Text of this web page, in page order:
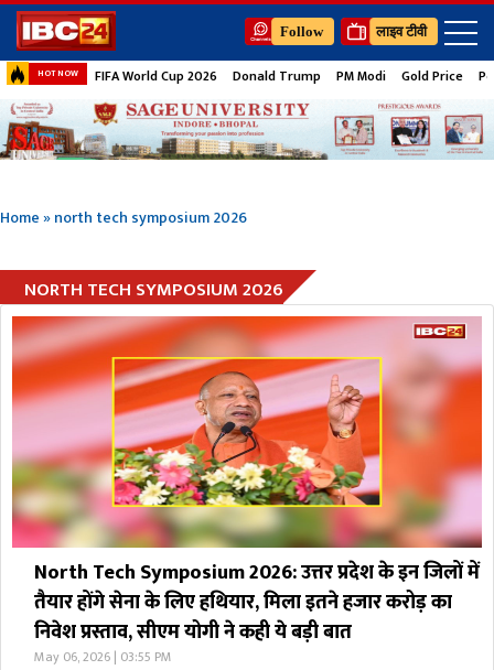
Follow लाइव टीवी
HOT NOW FIFA World Cup 2026 Donald Trump PM Modi Gold Price
Home»north tech symposium 2026
NORTH TECH SYMPOSIUM 2026
North Tech Symposium 2026: उत्तर प्रदेश के इन जिलों में
तैयार होंगे सेना के लिए हथियार, मिला इतने हजार करोड़ का
निवेश प्रस्ताव, सीएम योगी ने कही ये बड़ी बात
May 06, 2026 | 03:55 PM